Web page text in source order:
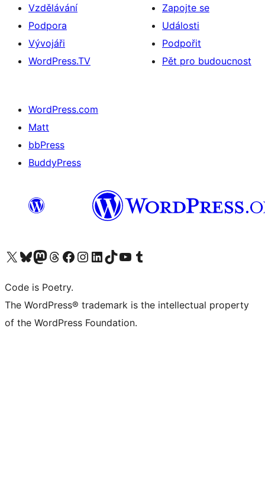
Vzdělávání
Podpora
Vývojáři
WordPress.TV
Zapojte se
Události
Podpořit
Pět pro budoucnost
WordPress.com
Matt
bbPress
BuddyPress
Navštivte náš účet na X (dříve Twitter)
Navštivte náš Bluesky účetNavštivte náš účet Mastodon
Navštivte náš Threads účetNavštivte naši stránku na Facebooku
Navštivte náš Instagram účetNavštivte náš LinkedIn účetNavštivte náš TikTok účetNavštivte náš YouTube kanálNavštivte náš Tumblr účet
Code is Poetry.
The WordPress® trademark is the intellectual property
of the WordPress Foundation.